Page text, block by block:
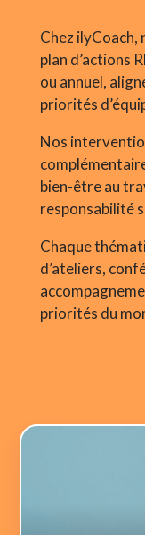
Chez ilyCoach,
plan d’actions
ou annuel,
priorités
Nos
bien-être au
responsabilité
Chaque
d’ateliers,
priorités du
5.